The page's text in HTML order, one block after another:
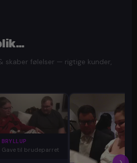
skaber følelser — rigtige kunder,
BRYLLUP
Gave til brudeparret